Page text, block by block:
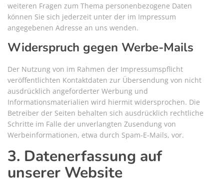
weiteren Fragen zum Thema personenbezogene Daten
können Sie sich jederzeit unter der im Impressum
angegebenen Adresse an uns wenden.
Widerspruch gegen Werbe-Mails
Der Nutzung von im Rahmen der Impressumspflicht
veröffentlichten Kontaktdaten zur Übersendung von nicht
ausdrücklich angeforderter Werbung und
Informationsmaterialien wird hiermit widersprochen. Die
Betreiber der Seiten behalten sich ausdrücklich rechtliche
Schritte im Falle der unverlangten Zusendung von
Werbeinformationen, etwa durch Spam-E-Mails, vor.
3. Datenerfassung auf
unserer Website